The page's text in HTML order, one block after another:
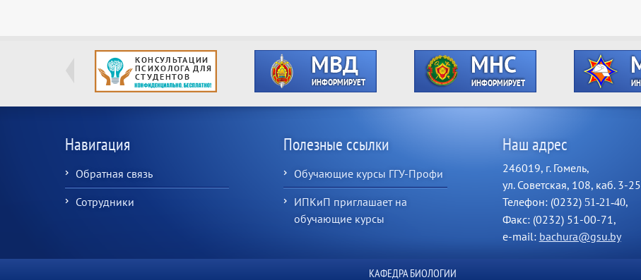
Навигация
Обратная связь
Сотрудники
Полезные ссылки
Обучающие курсы ГГУ-Профи
ИПКиП приглашает на
обучающие курсы
Наш адрес
246019, г. Гомель,
ул. Советская, 108, каб. 3-25
Телефон: (0232) 51-21-40,
Факс: (0232) 51-00-71,
e-mail: bachura@gsu.by
КАФЕДРА БИОЛОГИИ